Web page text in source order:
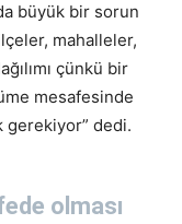
büyük bir sorun
mahalleler,
çünkü bir
mesafesinde
gerekiyor” dedi.
olması